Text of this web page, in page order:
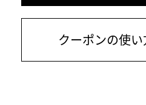
クーポンの使い